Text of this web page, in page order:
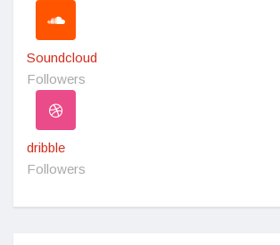
Soundcloud
Followers
dribble
Followers